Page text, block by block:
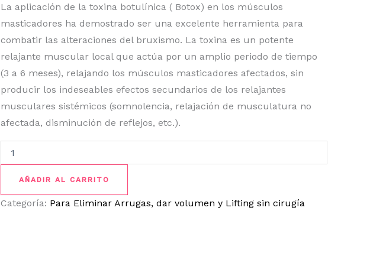
La aplicación de la toxina botulínica ( Botox) en los músculos
masticadores ha demostrado ser una excelente herramienta para
combatir las alteraciones del bruxismo. La toxina es un potente
relajante muscular local que actúa por un amplio periodo de tiempo
(3 a 6 meses), relajando los músculos masticadores afectados, sin
producir los indeseables efectos secundarios de los relajantes
musculares sistémicos (somnolencia, relajación de musculatura no
afectada, disminución de reflejos, etc.).
AÑADIR AL CARRITO
Categoría: Para Eliminar Arrugas, dar volumen y Lifting sin cirugía